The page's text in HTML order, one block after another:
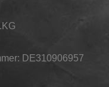
DE310906957